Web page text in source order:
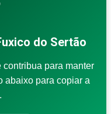
do Sertão
para manter
abaixo para copiar a